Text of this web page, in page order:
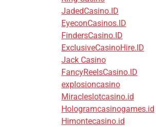
JadedCasino.ID
EyeconCasinos.ID
FindersCasino.ID
ExclusiveCasinoHire.ID
Jack Casino
FancyReelsCasino.ID
explosioncasino
Miracleslotcasino.id
Hologramcasinogames.id
Himontecasino.id